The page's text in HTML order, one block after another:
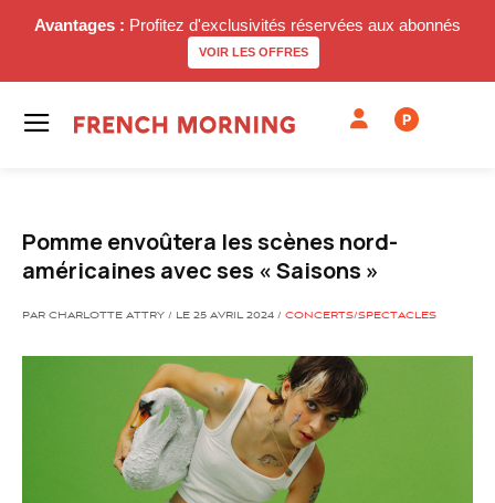
Avantages : Profitez d'exclusivités réservées aux abonnés
VOIR LES OFFRES
P
Pomme envoûtera les scènes nord-
américaines avec ses « Saisons »
PAR CHARLOTTE ATTRY / LE 25 AVRIL 2024 / CONCERTS/SPECTACLES